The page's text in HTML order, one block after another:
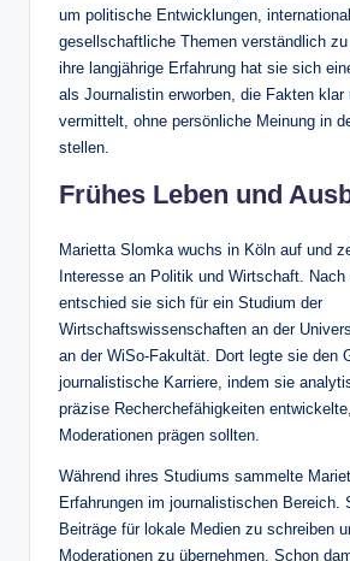
um politische Entwicklungen,
gesellschaftliche Themen verständlich
ihre langjährige Erfahrung hat sie sich
als Journalistin erworben, die Fakten klar
vermittelt, ohne persönliche Meinung in
stellen.
Frühes Leben und
Marietta Slomka wuchs in Köln auf und
Interesse an Politik und Wirtschaft. Nach
entschied sie sich für ein Studium der
Wirtschaftswissenschaften an der
an der WiSo-Fakultät. Dort legte sie den
journalistische Karriere, indem sie
präzise Recherchefähigkeiten
Moderationen prägen sollten.
Während ihres Studiums sammelte
Erfahrungen im journalistischen Bereich.
Beiträge für lokale Medien zu schreiben
Moderationen zu übernehmen. Schon